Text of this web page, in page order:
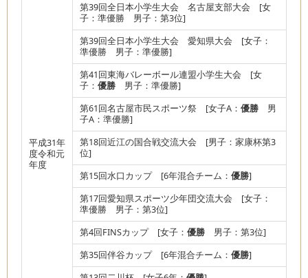
平成31年
度令和元
年度
第39回全日本小学生大会 名古屋支部大会 [女
子：準優勝 男子：第3位]
第39回全日本小学生大会 愛知県大会 [女子：
準優勝 男子：準優勝]
第41回東海バレーボール連盟小学生大会 [女
子： 優勝 男子：準優勝]
第61回名古屋市民スポーツ祭 [女子A： 優勝 男
子A：準優勝]
第18回近江の国合戦交流大会 [男子：家康杯第3
位]
第15回水口カップ [6年混合チーム： 優勝]
第17回愛知県スポーツ少年団交流大会 [女子：
準優勝 男子：第3位]
第4回FINSカップ [女子： 優勝 男子：第3位]
第35回伴谷カップ [6年混合チーム： 優勝]